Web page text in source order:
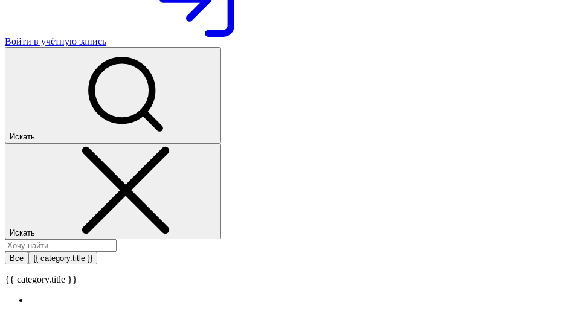
Войти в учётную запись
Искать
Искать
Все {{ category.title }}
{{ category.title }}